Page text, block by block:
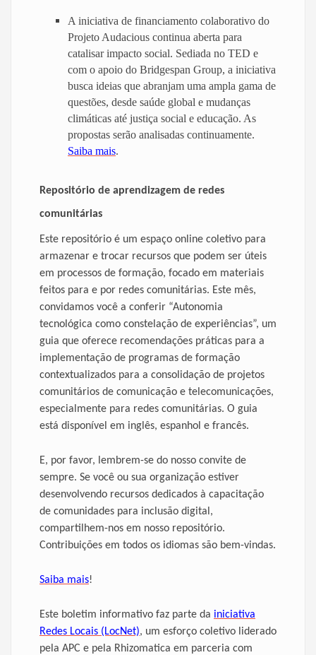
A iniciativa de financiamento colaborativo do
Projeto Audacious continua aberta para
catalisar impacto social. Sediada no TED e
com o apoio do Bridgespan Group, a iniciativa
busca ideias que abranjam uma ampla gama de
questões, desde saúde global e mudanças
climáticas até justiça social e educação. As
propostas serão analisadas continuamente.
Saiba mais.
Repositório de aprendizagem de redes
comunitárias
Este repositório é um espaço online coletivo para
armazenar e trocar recursos que podem ser úteis
em processos de formação, focado em materiais
feitos para e por redes comunitárias. Este mês,
convidamos você a conferir “Autonomia
tecnológica como constelação de experiências”, um
guia que oferece recomendações práticas para a
implementação de programas de formação
contextualizados para a consolidação de projetos
comunitários de comunicação e telecomunicações,
especialmente para redes comunitárias. O guia
está disponível em inglês, espanhol e francês.
E, por favor, lembrem-se do nosso convite de
sempre. Se você ou sua organização estiver
desenvolvendo recursos dedicados à capacitação
de comunidades para inclusão digital,
compartilhem-nos em nosso repositório.
Contribuições em todos os idiomas são bem-vindas.
Saiba mais!
Este boletim informativo faz parte da iniciativa
Redes Locais (LocNet), um esforço coletivo liderado
pela APC e pela Rhizomatica em parceria com